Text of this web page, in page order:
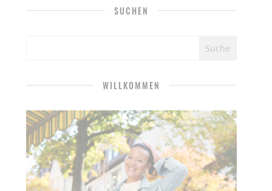
SUCHEN
WILLKOMMEN